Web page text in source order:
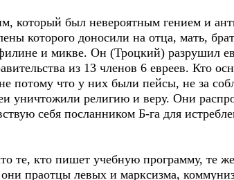
который был невероятным гением и
которого доносили на отца, мать,
и микве. Он (Троцкий) разрушил
из 13 членов 6 евреев. Кто
потому что у них были пейсы, не за
уничтожили религию и веру. Они
себя посланником Б-га для
те, кто пишет учебную программу, те
праотцы левых и марксизма,